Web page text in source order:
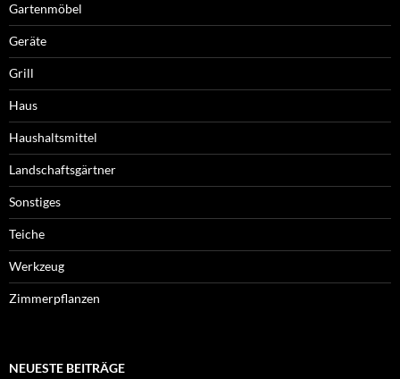
Gartenmöbel
Geräte
Grill
Haus
Haushaltsmittel
Landschaftsgärtner
Sonstiges
Teiche
Werkzeug
Zimmerpflanzen
NEUESTE BEITRÄGE